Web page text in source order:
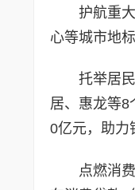
护航重
心等城市地
托举居
居、惠龙等8
0亿元，助力
点燃消